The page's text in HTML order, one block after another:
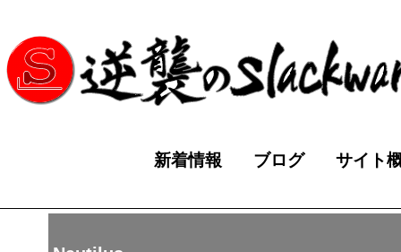
新着情報 ブログ サイト